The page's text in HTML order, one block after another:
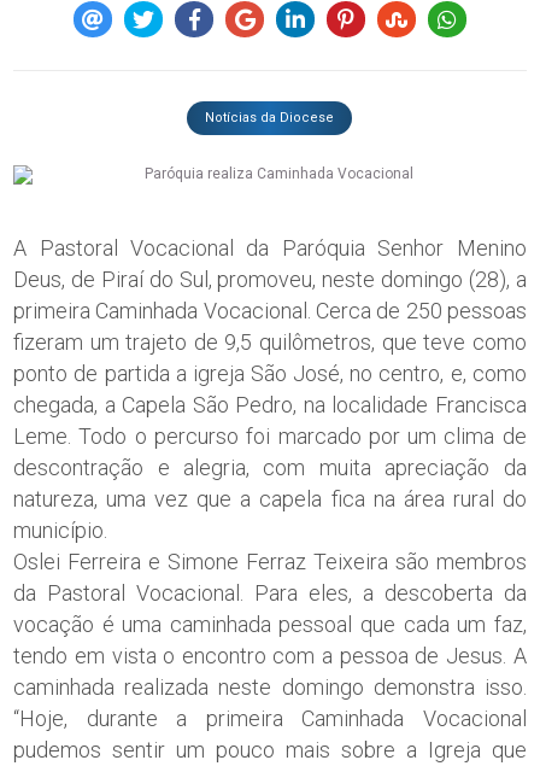
Notícias da Diocese
A Pastoral Vocacional da Paróquia Senhor Menino
Deus, de Piraí do Sul, promoveu, neste domingo (28), a
primeira Caminhada Vocacional. Cerca de 250 pessoas
fizeram um trajeto de 9,5 quilômetros, que teve como
ponto de partida a igreja São José, no centro, e, como
chegada, a Capela São Pedro, na localidade Francisca
Leme. Todo o percurso foi marcado por um clima de
descontração e alegria, com muita apreciação da
natureza, uma vez que a capela fica na área rural do
município.
Oslei Ferreira e Simone Ferraz Teixeira são membros
da Pastoral Vocacional. Para eles, a descoberta da
vocação é uma caminhada pessoal que cada um faz,
tendo em vista o encontro com a pessoa de Jesus. A
caminhada realizada neste domingo demonstra isso.
“Hoje, durante a primeira Caminhada Vocacional
pudemos sentir um pouco mais sobre a Igreja que